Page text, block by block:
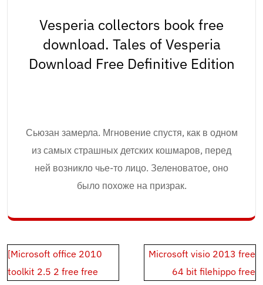
Vesperia collectors book free
download. Tales of Vesperia
Download Free Definitive Edition
Сьюзан замерла. Мгновение спустя, как в одном
из самых страшных детских кошмаров, перед
ней возникло чье-то лицо. Зеленоватое, оно
было похоже на призрак.
Post
navigation
[Microsoft office 2010
toolkit 2.5 2 free free
Microsoft visio 2013 free
64 bit filehippo free